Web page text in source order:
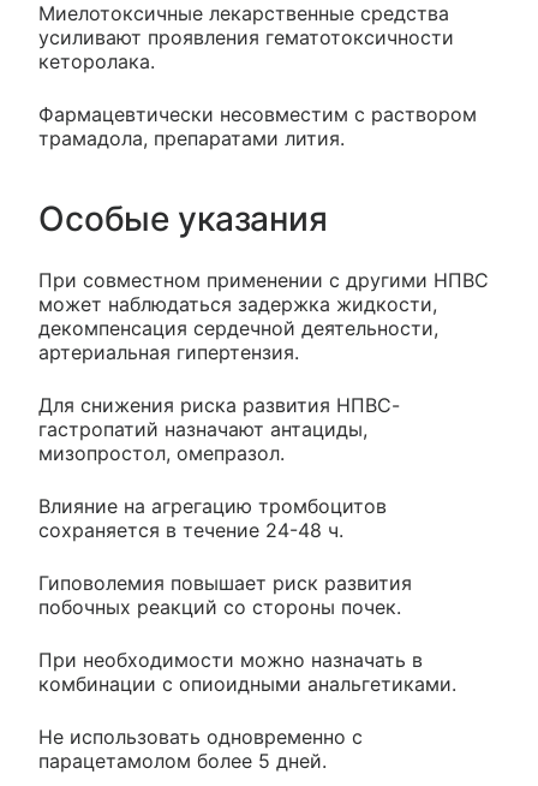
Миелотоксичные лекарственные средства
усиливают проявления гематотоксичности
кеторолака.
Фармацевтически несовместим с раствором
трамадола, препаратами лития.
Особые указания
При совместном применении с другими НПВС
может наблюдаться задержка жидкости,
декомпенсация сердечной деятельности,
артериальная гипертензия.
Для снижения риска развития НПВС-
гастропатий назначают антациды,
мизопростол, омепразол.
Влияние на агрегацию тромбоцитов
сохраняется в течение 24-48 ч.
Гиповолемия повышает риск развития
побочных реакций со стороны почек.
При необходимости можно назначать в
комбинации с опиоидными анальгетиками.
Не использовать одновременно с
парацетамолом более 5 дней.